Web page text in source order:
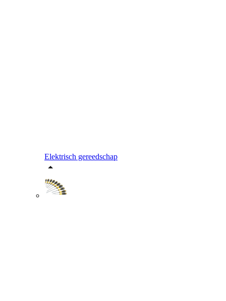
Elektrisch gereedschap